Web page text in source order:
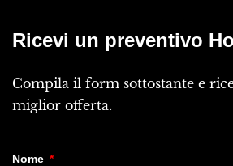
Ricevi un preventivo
Compila il form sottostante e
miglior offerta.
Nome